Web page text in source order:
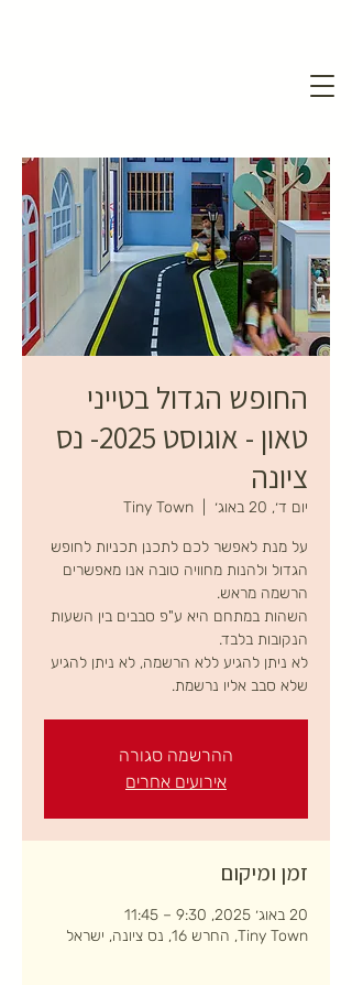
החופש הגדול בטייני
טאון - אוגוסט 2025- נס
ציונה
יום ד׳, 20 באוג׳ Tiny Town
על מנת לאפשר לכם לתכנן תכניות לחופש
הגדול ולהנות מחוויה טובה אנו מאפשרים
השהות במתחם היא ע"פ סבבים בין השעות
לא ניתן להגיע ללא הרשמה, לא ניתן להגיע
שלא סבב אליו נרשמת.
ההרשמה סגורה
אירועים אחרים
זמן ומיקום
20 באוג׳ 2025, 9:30 – 11:45
Tiny Town, החרש 16, נס ציונה, ישראל